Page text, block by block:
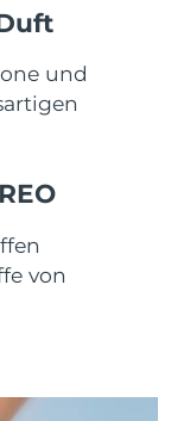
und
von
Lieferung8/8/26
Lieferung
Lieferung